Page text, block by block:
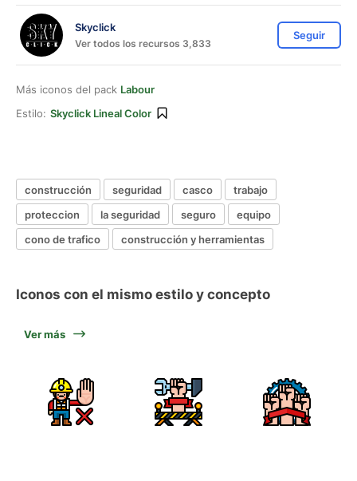
Skyclick
Ver todos los recursos 3,833
Seguir
Más iconos del pack Labour
Estilo: Skyclick Lineal Color
construcción seguridad casco
trabajo
proteccion
la seguridad seguro
equipo
cono de trafico
construcción y herramientas
Iconos con el mismo estilo y concepto
Ver más